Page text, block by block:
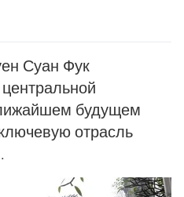
Суан Фук
будущем
отрасль